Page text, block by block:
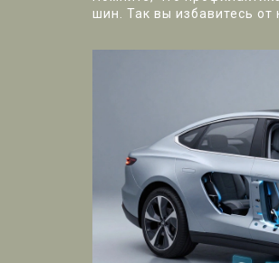
шин. Так вы избавитесь от